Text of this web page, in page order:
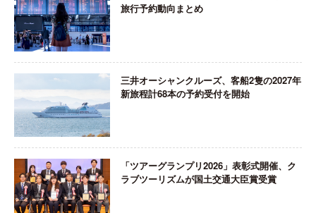
旅行予約動向まとめ
三井オーシャンクルーズ、客船2隻の2027年
新旅程計68本の予約受付を開始
「ツアーグランプリ2026」表彰式開催、ク
ラブツーリズムが国土交通大臣賞受賞